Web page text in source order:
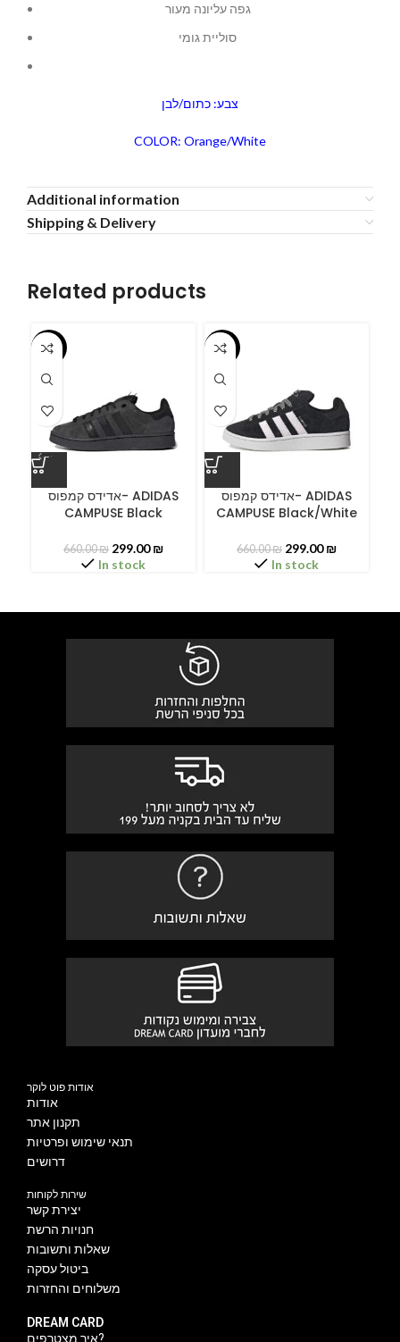
גפה עליונה מעור
סוליית גומי
צבע: כתום/לבן
COLOR: Orange/White
Additional information
Shipping & Delivery
Related products
-55%
אדידס קמפוס- ADIDAS
CAMPUSE Black
660.00₪ 299.00₪
In stock
-55%
אדידס קמפוס- ADIDAS
CAMPUSE Black/White
660.00₪ 299.00₪
In stock
אודות פוט לוקר
אודות
תקנון אתר
תנאי שימוש ופרטיות
דרושים
שירות לקוחות
יצירת קשר
חנויות הרשת
שאלות ותשובות
ביטול עסקה
משלוחים והחזרות
DREAM CARD
איך מצטרפים?